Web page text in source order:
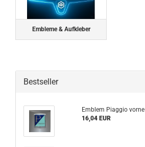
Embleme & Aufkleber
Bestseller
Emblem Piaggio vorne
16,04 EUR